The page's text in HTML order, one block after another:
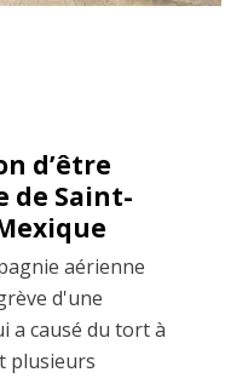
d’être
de Saint-
aérienne
d'une
a causé du tort à
plusieurs